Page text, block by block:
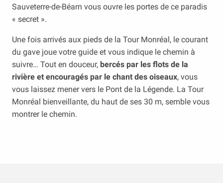
Sauveterre-de-Béarn vous ouvre les portes de ce paradis
« secret ».
Une fois arrivés aux pieds de la Tour Monréal, le courant
du gave joue votre guide et vous indique le chemin à
suivre… Tout en douceur, bercés par les flots de la
rivière et encouragés par le chant des oiseaux, vous
vous laissez mener vers le Pont de la Légende. La Tour
Monréal bienveillante, du haut de ses 30 m, semble vous
montrer le chemin.